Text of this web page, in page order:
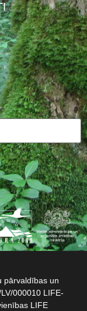
pārvaldības un
000010 LIFE-
LIFE